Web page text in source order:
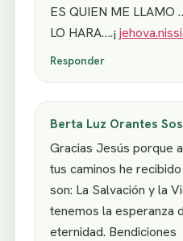
ES QUIEN ME LLAMO
LO HARA….¡
Responder
Berta Luz Orantes
Gracias Jesús porque
tus caminos he
son: La Salvación y la
tenemos la esperanza
eternidad. Bendiciones